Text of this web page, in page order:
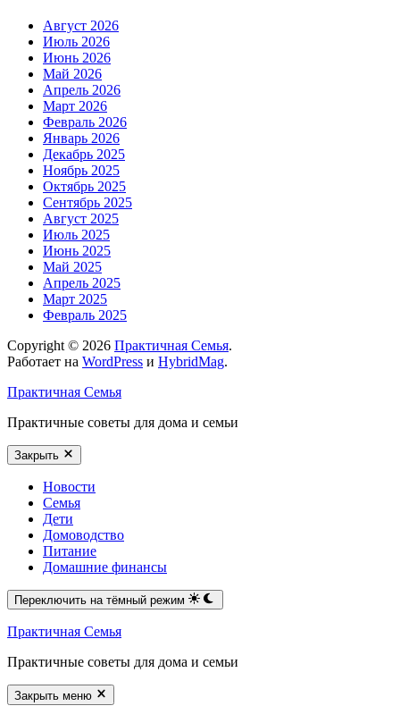
Август 2026
Июль 2026
Июнь 2026
Май 2026
Апрель 2026
Март 2026
Февраль 2026
Январь 2026
Декабрь 2025
Ноябрь 2025
Октябрь 2025
Сентябрь 2025
Август 2025
Июль 2025
Июнь 2025
Май 2025
Апрель 2025
Март 2025
Февраль 2025
Copyright © 2026 Практичная Семья.
Работает на WordPress и HybridMag.
Практичная Семья
Практичные советы для дома и семьи
Закрыть
Новости
Семья
Дети
Домоводство
Питание
Домашние финансы
Переключить на тёмный режим
Практичная Семья
Практичные советы для дома и семьи
Закрыть меню